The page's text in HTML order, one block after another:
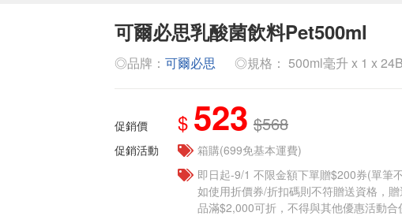
可爾必思乳酸菌飲料Pet500ml
◎品牌： 可爾必思 ◎規格： 500ml毫升 x 1 x
促銷價 $ 523 $568
促銷活動
箱購(699免基本運費)
即日起-9/1 不限金額下單贈$200券(單筆
如使用折價券/折扣碼則不符贈送資格，
品滿$2,000可折，不得與其他優惠活動合